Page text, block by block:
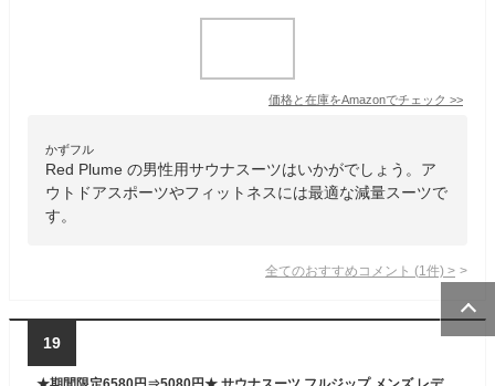
価格と在庫をAmazonでチェック >>
かずフル
Red Plume の男性用サウナスーツはいかがでしょう。ア
ウトドアスポーツやフィットネスには最適な減量スーツで
す。
全てのおすすめコメント (1 件) >
19
★期間限定6580円⇒5080円★ サウナスーツ フルジップ メンズ レディース ダイエットスーツ 上下セット 減量用 大きいサイズ 男女兼用 洗える ウォーキング 筋トレ 汗 ジョギング 敬老の日【スポーツヘアバンド+洗濯ネットプレゼント中】